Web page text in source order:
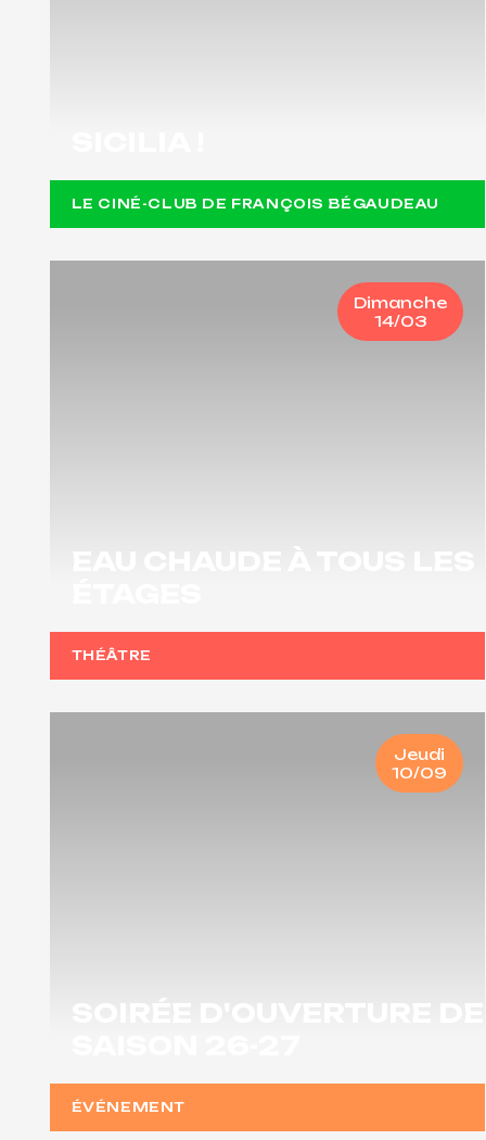
LE CINÉ-CLUB DE FRANÇOIS BÉGAUDEAU
Dimanche
14/03
THÉÂTRE
Jeudi
10/09
ÉVÉNEMENT